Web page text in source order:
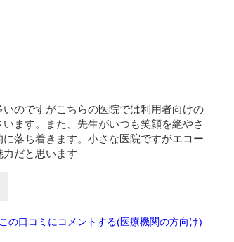
のですがこちらの医院では利用者向けの
ます。また、先生がいつも笑顔を絶やさ
落ち着きます。小さな医院ですがエコー
だと思います
の口コミにコメントする(医療機関の方向け)